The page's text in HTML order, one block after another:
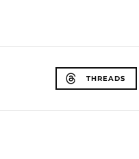
THREADS